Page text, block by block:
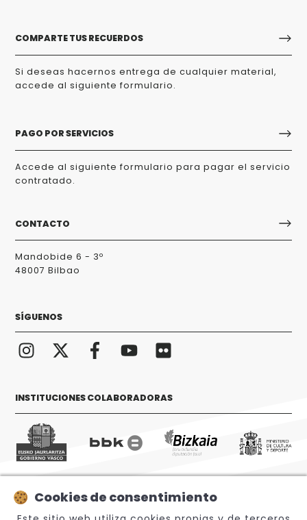
COMPARTE TUS RECUERDOS
Si deseas hacernos entrega de cualquier material,
accede al siguiente formulario.
PAGO POR SERVICIOS
Accede al siguiente formulario para pagar el servicio
contratado.
CONTACTO
Mandobide 6 - 3º
48007 Bilbao
SÍGUENOS
INSTITUCIONES COLABORADORAS
© 2026 Sabino Arana Fundazioa
Cookies de consentimiento